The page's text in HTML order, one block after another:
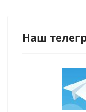
Наш